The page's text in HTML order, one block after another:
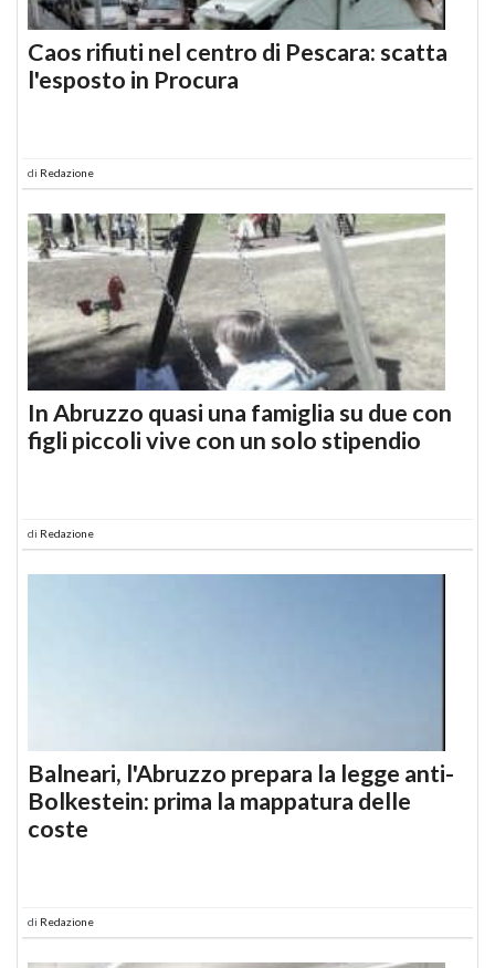
Caos rifiuti nel centro di Pescara: scatta
l'esposto in Procura
di Redazione
In Abruzzo quasi una famiglia su due con
figli piccoli vive con un solo stipendio
di Redazione
Balneari, l'Abruzzo prepara la legge anti-
Bolkestein: prima la mappatura delle
coste
di Redazione